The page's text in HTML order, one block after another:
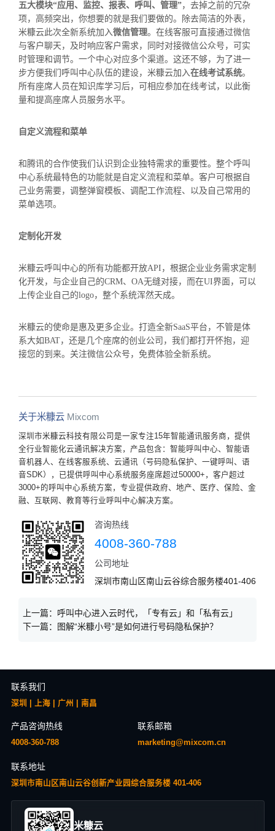
五大模块“应用、监控、报表、呼叫、管理”，去掉之前的冗杂
项，高频突出，你想要的就是我们要做的。除去简洁的外表，
米糠云此次全新系统加入微信管理。在线客服可直接通过微信
与客户聊天，及时响应客户需求，同时对接微信公众号，可实
时管理和调节。一个中心对应多个渠道。这还不够，为了进一
步方便我们呼叫中心队伍的建设，米糠云加入在线考试系统。
所有座席人员在知识库学习后，可相应参加在线考试，以此衡
量和提高座席人员服务水平。
自定义流程和菜单
和腾讯的合作使我们认识到企业独特需求的重要性。整个呼叫
中心系统最特色的功能就是自定义流程和菜单。客户可根据自
己业务需要，调整弹窗模板、调配工作流程、以及自己常用的
菜单选项。
定制化开发
米糠云呼叫中心的所有功能都开放API，根据企业业务需求定制
化开发，与企业自己的CRM、OA无缝对接，而在UI界面，可以
上传企业自己的logo，整个系统浑然天成。
米糠云的使命是惠及更多企业。打造全新SaaS平台，不管是体
系大如BAT，还是几个座席的创业公司，我们都打开怀抱，迎
接您的到来。关注微信公众号，免费体验全新系统。
关于米糠云 Mixcom
深圳市米糠云科技有限公司是一家专注15年智能通讯服务商，提供
全行业智能化云通讯解决方案，产品包含：智能呼叫中心、智能语
音机器人、在线客服系统、云通讯（号码隐私保护、一键呼叫、语
音SDK），已提供呼叫中心系统服务座席超过50000+，客户超过
3000+的呼叫中心系统方案，专业提供政府、地产、医疗、保险、金
融、互联网、教育等行业呼叫中心解决方案。
咨询热线
4008-360-788
公司地址
深圳市南山区南山云谷综合服务楼401-406
上一篇： 呼叫中心进入云时代，「专有云」和「私有云」
下一篇：
图解“米糠小号”是如何进行号码隐私保护？
联系我们
深圳 | 上海 | 广州 | 南昌
产品咨询热线
4008-360-788
联系邮箱
marketing@mixcom.cn
联系地址
深圳市南山区南山云谷创新产业园综合服务楼 401-406
米糠云